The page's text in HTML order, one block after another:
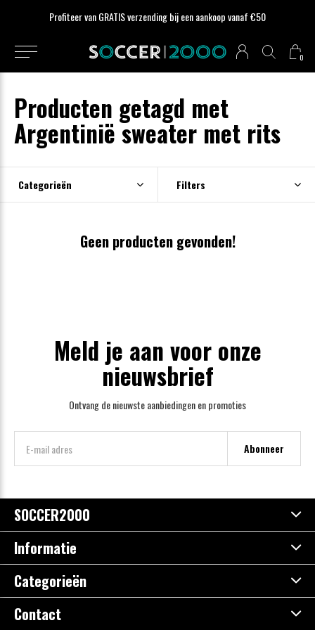
0
Profiteer van GRATIS verzending bij een aankoop vanaf €50
Producten getagd met
Argentinië sweater met rits
Categorieën Filters
Geen producten gevonden!
Meld je aan voor onze
nieuwsbrief
Ontvang de nieuwste aanbiedingen en promoties
Abonneer
SOCCER2000
Informatie
Categorieën
Contact